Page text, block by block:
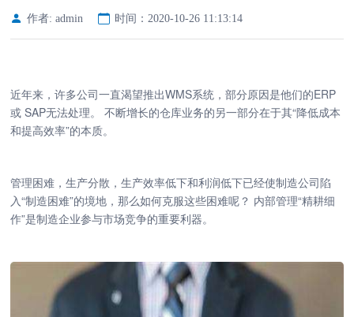
作者: admin 时间：2020-10-26 11:13:14
近年来，许多公司一直渴望推出WMS系统，部分原因是他们的ERP
或 SAP无法处理。 不断增长的仓库业务的另一部分在于其“降低成本
和提高效率”的本质。
管理困难，生产分散，生产效率低下和利润低下已经使制造公司陷
入“制造困难”的境地，那么如何克服这些困难呢？ 内部管理“精耕细
作”是制造企业参与市场竞争的重要利器。